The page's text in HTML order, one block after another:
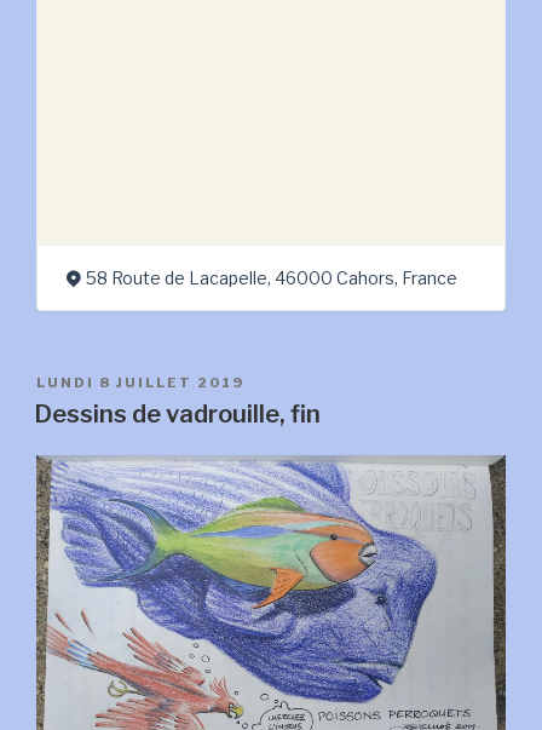
58 Route de Lacapelle, 46000 Cahors, France
PUBLIÉ
LE
LUNDI 8 JUILLET 2019
Dessins de vadrouille, fin